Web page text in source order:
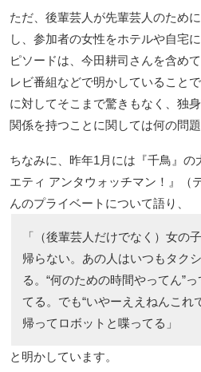
ただ、後輩芸人が先輩芸人のため
し、参加者の女性をホテルや自宅
ピソードは、今田耕司さんを含め
レビ番組などで明かしていること
に対してそこまで驚きもなく、独
関係を持つことに関しては何の問題
ちなみに、昨年1月には『千鳥』の
エティ アンタウォッチマン！』（
んのプライベートについて語り、
「（後輩芸人だけでなく）女の
帰らない。あの人はいつもタク
る。“何のための時間やってん”
てる。でも“いやーええねんこれ
帰ってロボットと喋ってる」
と明かしています。